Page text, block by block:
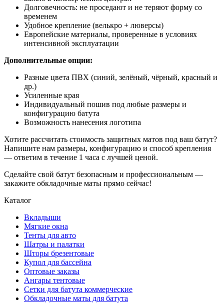
Долговечность: не проседают и не теряют форму со
временем
Удобное крепление (велькро + люверсы)
Европейские материалы, проверенные в условиях
интенсивной эксплуатации
Дополнительные опции:
Разные цвета ПВХ (синий, зелёный, чёрный, красный и
др.)
Усиленные края
Индивидуальный пошив под любые размеры и
конфигурацию батута
Возможность нанесения логотипа
Хотите рассчитать стоимость защитных матов под ваш батут?
Напишите нам размеры, конфигурацию и способ крепления
— ответим в течение 1 часа с лучшей ценой.
Сделайте свой батут безопасным и профессиональным —
закажите обкладочные маты прямо сейчас!
Каталог
Вкладыши
Мягкие окна
Тенты для авто
Шатры и палатки
Шторы брезентовые
Купол для бассейна
Оптовые заказы
Ангары тентовые
Сетки для батута коммерческие
Обкладочные маты для батута